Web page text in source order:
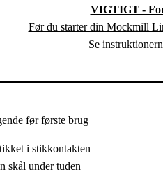
VIGTIGT -
Før du starter din Mockmill
Se
før første brug
i stikkontakten
skål under tuden